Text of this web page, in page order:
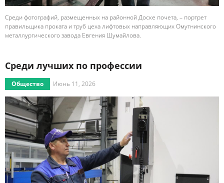
Среди фотографий, размещенных на районной Доске почета, – портрет
правильщика проката и труб цеха лифтовых направляющих Омутнинского
металлургического завода Евгения Шумайлова.
Среди лучших по профессии
Общество Июнь 11, 2026